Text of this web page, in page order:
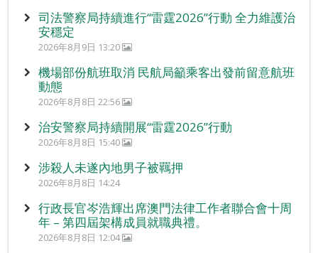
司法警察局持續進行“雷霆2026”行動 全力維護治
安穩定
2026年8月9日 13:20
機場部份航班取消 民航局籲乘客出發前留意航班
動態
2026年8月8日 22:56
治安警察局持續開展“雷霆2026”行動
2026年8月8日 15:40
涉殺人未遂內地男子被羈押
2026年8月8日 14:24
行政長官岑浩輝出席澳門法律工作者聯合會十周
年 – 第四屆架構成員就職典禮。
2026年8月8日 12:04